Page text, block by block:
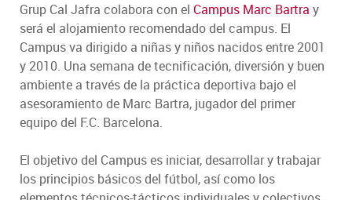
Grup Cal Jafra colabora con el Campus Marc Bartra y
será el alojamiento recomendado del campus. El
Campus va dirigido a niñas y niños nacidos entre 2001
y 2010. Una semana de tecnificación, diversión y buen
ambiente a través de la práctica deportiva bajo el
asesoramiento de Marc Bartra, jugador del primer
equipo del F.C. Barcelona.
El objetivo del Campus es iniciar, desarrollar y trabajar
los principios básicos del fútbol, así como los